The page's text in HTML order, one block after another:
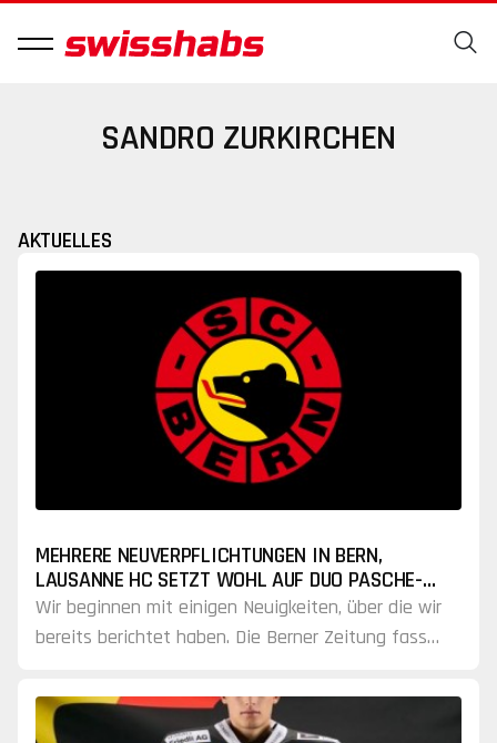
SANDRO ZURKIRCHEN
AKTUELLES
MEHRERE NEUVERPFLICHTUNGEN IN BERN,
LAUSANNE HC SETZT WOHL AUF DUO PASCHE-
HUET
Wir beginnen mit einigen Neuigkeiten, über die wir
bereits berichtet haben. Die Berner Zeitung fasst
weitere…